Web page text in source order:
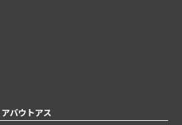
アバウトアス